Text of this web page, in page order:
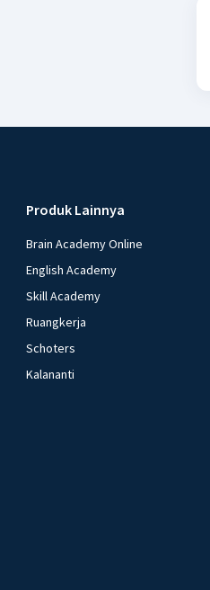
Produk Lainnya
Brain Academy Online
English Academy
Skill Academy
Ruangkerja
Schoters
Kalananti